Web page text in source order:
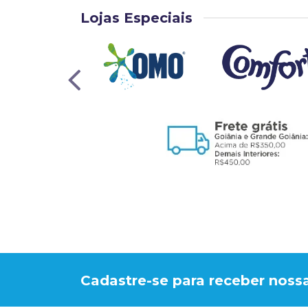
Lojas Especiais
Cadastre-se para receber